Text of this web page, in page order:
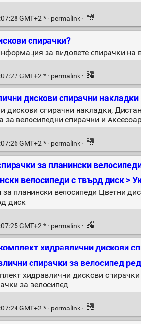
GMT+2 * · permalink ·
спирачки?
за видовете спирачки на
GMT+2 * · permalink ·
дискови спирачни накладки
дискови спирачни накладки,
за велосипедни спирачки и
GMT+2 * · permalink ·
за планински
велосипеди с твърд диск >
планински велосипеди Цветни
диск
GMT+2 * · permalink ·
хидравлични дискови
спирачки за велосипед ред
хидравлични дискови
за велосипед
GMT+2 * · permalink ·